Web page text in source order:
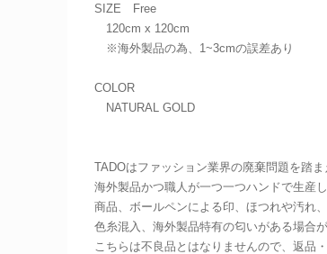
SIZE Free
120cm x 120cm
※海外製品の為、1~3cmの誤差あり
COLOR
NATURAL GOLD
TADOはファッション業界の廃棄問題を踏ま
海外製品かつ職人が一つ一つハンドで生産
商品、ボールペンによる印、ほつれや汚れ
色糸混入、海外製品特有の匂いがある場合が
こちらは不良品とはなりませんので、返品